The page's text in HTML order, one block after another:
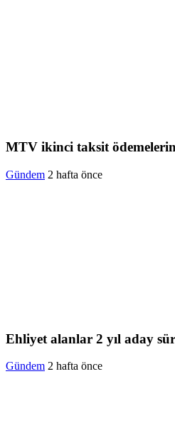
MTV ikinci taksit
Gündem 2 hafta önce
Ehliyet alanlar 2 yıl aday
Gündem 2 hafta önce